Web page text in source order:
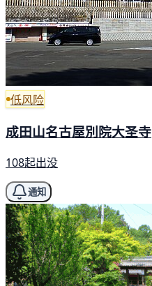
低风险
成田山名古屋別院大圣寺
108起出没
通知